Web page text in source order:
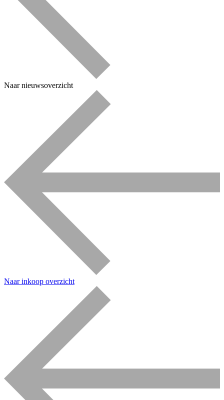
Naar nieuwsoverzicht
Naar inkoop overzicht